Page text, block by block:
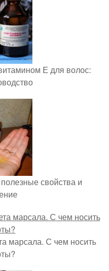
Е для волос:
свойства и
марсала. С чем носить